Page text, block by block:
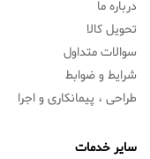
درباره ما
تحویل کالا
سوالات متداول
شرایط و ضوابط
طراحی ، پیمانکاری و اجرا
سایر خدمات